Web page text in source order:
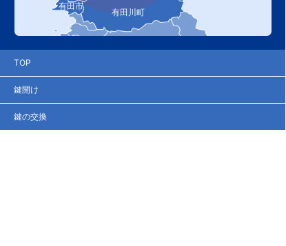
有田市
有田川町
TOP
鍵開け
鍵の交換